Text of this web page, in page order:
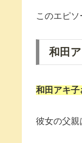
このエピ
和田
和田アキ子
彼女の父